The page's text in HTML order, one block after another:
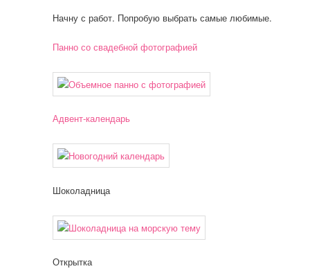
Начну с работ. Попробую выбрать самые любимые.
Панно со свадебной фотографией
Адвент-календарь
Шоколадница
Открытка